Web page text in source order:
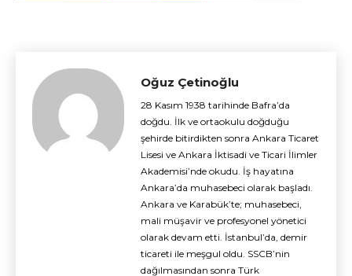
Oğuz Çetinoğlu
28 Kasım 1938 tarihinde Bafra’da
doğdu. İlk ve ortaokulu doğduğu
şehirde bitirdikten sonra Ankara Ticaret
Lisesi ve Ankara İktisadi ve Ticari İlimler
Akademisi’nde okudu. İş hayatına
Ankara’da muhasebeci olarak başladı.
Ankara ve Karabük’te; muhasebeci,
mali müşavir ve profesyonel yönetici
olarak devam etti. İstanbul’da, demir
ticareti ile meşgul oldu. SSCB’nin
dağılmasından sonra Türk